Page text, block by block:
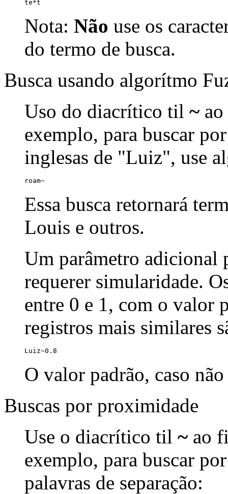
te*t
Nota: Não use os
do termo de busca.
Busca usando algorítmo
Uso do diacrítico til ~
exemplo, para buscar
inglesas de "Luiz", use
roam~
Essa busca retornará
Louis e outros.
Um parâmetro adicional
requerer simularidade.
entre 0 e 1, com o valor
registros mais similares
Luiz~0.8
O valor padrão, caso
Buscas por proximidade
Use o diacrítico til ~ ao
exemplo, para buscar
palavras de separação: